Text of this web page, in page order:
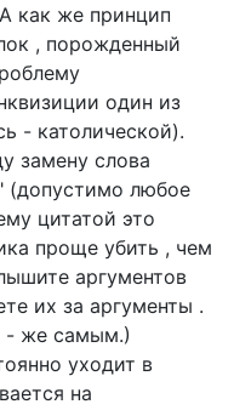
как же принцип
, порожденный
один из
- католической).
замену слова
(допустимо любое
цитатой это
проще убить , чем
аргументов
их за аргументы .
- же самым.)
уходит в
на